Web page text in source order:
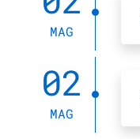
MAG
02
MAG